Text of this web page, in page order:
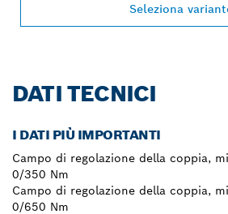
Seleziona
DATI TECNICI
I DATI PIÙ IMPORTANTI
Campo di regolazione della coppia,
0/350 Nm
Campo di regolazione della coppia,
0/650 Nm